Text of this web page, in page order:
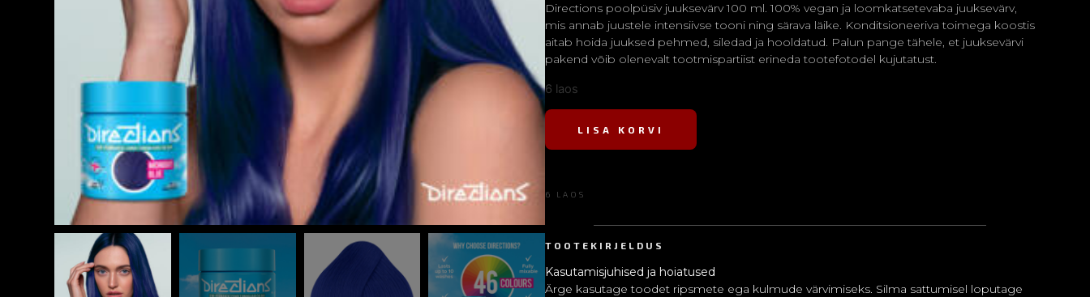
Directions poolpüsiv juuksevärv 100 ml. 100% vegan ja loomkatsetevaba juuksevärv,
mis annab juustele intensiivse tooni ning särava läike. Konditsioneeriva toimega koostis
aitab hoida juuksed pehmed, siledad ja hooldatud. Palun pange tähele, et juuksevärvi
pakend võib olenevalt tootmispartiist erineda tootefotodel kujutatust.
6 laos
LISA KORVI
6 LAOS
TOOTEKIRJELDUS
Kasutamisjuhised ja hoiatused
Ärge kasutage toodet ripsmete ega kulmude värvimiseks. Silma sattumisel loputage